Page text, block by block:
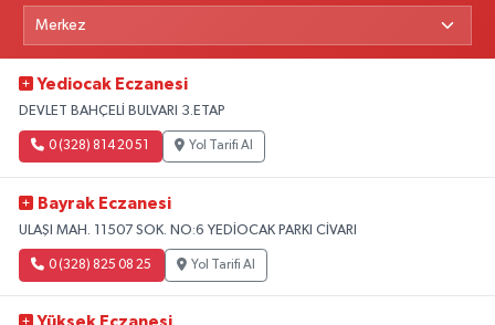
Yediocak Eczanesi
DEVLET BAHÇELİ BULVARI 3.ETAP
0 (328) 814 20 51 Yol Tarifi Al
Bayrak Eczanesi
ULAŞI MAH. 11507 SOK. NO:6 YEDİOCAK PARKI CİVARI
0 (328) 825 08 25 Yol Tarifi Al